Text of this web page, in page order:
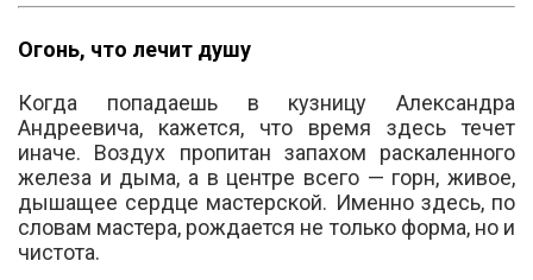
Огонь, что лечит душу
Когда попадаешь в кузницу Александра
Андреевича, кажется, что время здесь течет
иначе. Воздух пропитан запахом раскаленного
железа и дыма, а в центре всего — горн, живое,
дышащее сердце мастерской. Именно здесь, по
словам мастера, рождается не только форма, но и
чистота.